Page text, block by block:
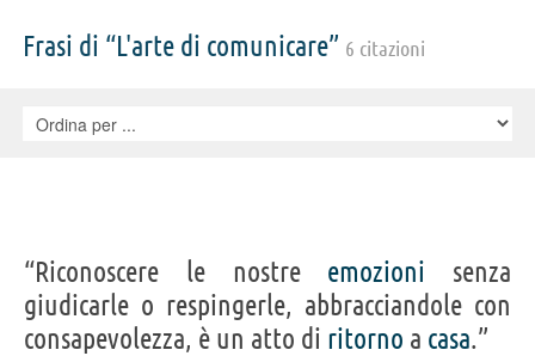
Frasi di “L'arte di comunicare” 6 citazioni
“Riconoscere le nostre emozioni senza
giudicarle o respingerle, abbracciandole con
consapevolezza, è un atto di ritorno a casa.”